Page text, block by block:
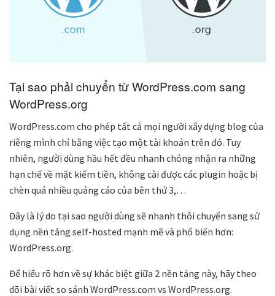
Tại sao phải chuyển từ WordPress.com sang
WordPress.org
WordPress.com cho phép tất cả mọi người xây dựng blog của
riêng mình chỉ bằng việc tạo một tài khoản trên đó. Tuy
nhiên, người dùng hầu hết đều nhanh chóng nhận ra những
hạn chế về mặt kiếm tiền, không cài được các plugin hoặc bị
chèn quá nhiều quảng cáo của bên thứ 3,…
Đây là lý do tại sao người dùng sẽ nhanh thôi chuyển sang sử
dụng nền tảng self-hosted mạnh mẽ và phổ biến hơn:
WordPress.org.
Để hiểu rõ hơn về sự khác biệt giữa 2 nền tảng này, hãy theo
dõi bài viết so sánh WordPress.com vs WordPress.org.